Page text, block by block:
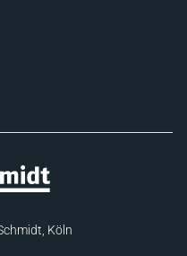
Köln